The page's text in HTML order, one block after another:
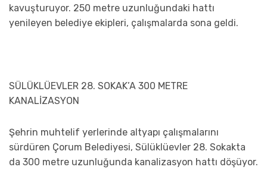
kavuşturuyor. 250 metre uzunluğundaki hattı
yenileyen belediye ekipleri, çalışmalarda sona geldi.
SÜLÜKLÜEVLER 28. SOKAK’A 300 METRE
KANALİZASYON
Şehrin muhtelif yerlerinde altyapı çalışmalarını
sürdüren Çorum Belediyesi, Sülüklüevler 28. Sokakta
da 300 metre uzunluğunda kanalizasyon hattı döşüyor.